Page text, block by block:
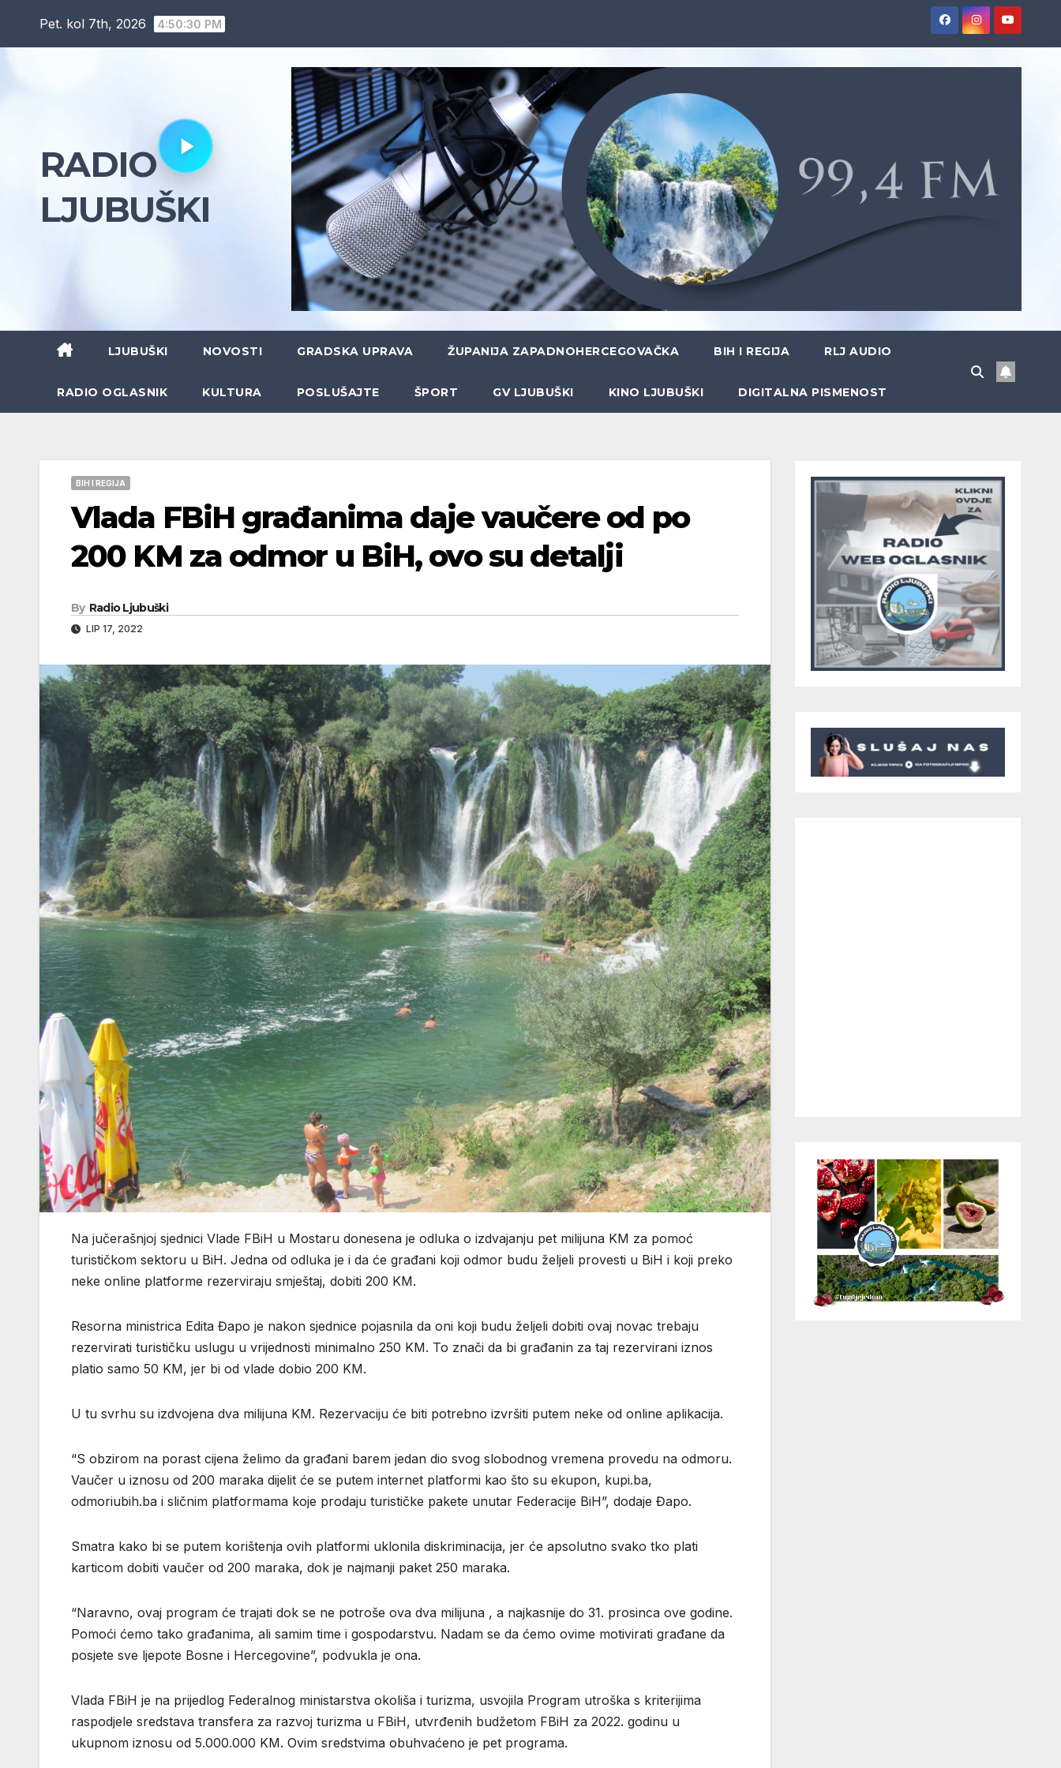
Pet. kol 7th, 2026 4:50:31 PM
RADIO
LJUBUŠKI
LJUBUŠKI NOVOSTI GRADSKA UPRAVA ŽUPANIJA ZAPADNOHERCEGOVAČKA BIH I REGIJA RLJ AUDIO
RADIO OGLASNIK KULTURA POSLUŠAJTE ŠPORT GV LJUBUŠKI KINO LJUBUŠKI DIGITALNA PISMENOST
BIH I REGIJA
Vlada FBiH građanima daje vaučere od po
200 KM za odmor u BiH, ovo su detalji
By Radio Ljubuški
LIP 17, 2022
Na jučerašnjoj sjednici Vlade FBiH u Mostaru donesena je odluka o izdvajanju pet milijuna KM za pomoć
turističkom sektoru u BiH. Jedna od odluka je i da će građani koji odmor budu željeli provesti u BiH i koji preko
neke online platforme rezerviraju smještaj, dobiti 200 KM.
Resorna ministrica Edita Đapo je nakon sjednice pojasnila da oni koji budu željeli dobiti ovaj novac trebaju
rezervirati turističku uslugu u vrijednosti minimalno 250 KM. To znači da bi građanin za taj rezervirani iznos
platio samo 50 KM, jer bi od vlade dobio 200 KM.
U tu svrhu su izdvojena dva milijuna KM. Rezervaciju će biti potrebno izvršiti putem neke od online aplikacija.
“S obzirom na porast cijena želimo da građani barem jedan dio svog slobodnog vremena provedu na odmoru.
Vaučer u iznosu od 200 maraka dijelit će se putem internet platformi kao što su ekupon, kupi.ba,
odmoriubih.ba i sličnim platformama koje prodaju turističke pakete unutar Federacije BiH”, dodaje Đapo.
Smatra kako bi se putem korištenja ovih platformi uklonila diskriminacija, jer će apsolutno svako tko plati
karticom dobiti vaučer od 200 maraka, dok je najmanji paket 250 maraka.
“Naravno, ovaj program će trajati dok se ne potroše ova dva milijuna , a najkasnije do 31. prosinca ove godine.
Pomoći ćemo tako građanima, ali samim time i gospodarstvu. Nadam se da ćemo ovime motivirati građane da
posjete sve ljepote Bosne i Hercegovine”, podvukla je ona.
Vlada FBiH je na prijedlog Federalnog ministarstva okoliša i turizma, usvojila Program utroška s kriterijima
raspodjele sredstava transfera za razvoj turizma u FBiH, utvrđenih budžetom FBiH za 2022. godinu u
ukupnom iznosu od 5.000.000 KM. Ovim sredstvima obuhvaćeno je pet programa.